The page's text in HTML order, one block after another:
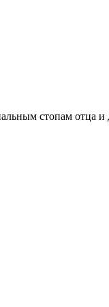
стопам отца и